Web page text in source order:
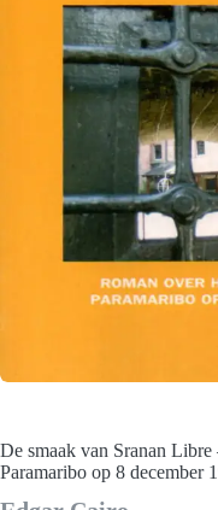
De smaak van Sranan
Paramaribo op 8 december